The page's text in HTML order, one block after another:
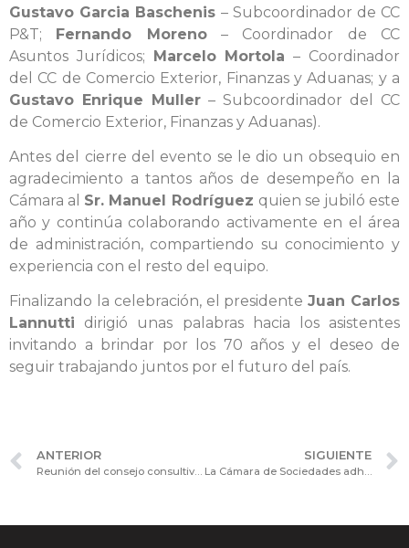
Gustavo Garcia Baschenis – Subcoordinador de CC
P&T; Fernando Moreno– Coordinador de CC
Asuntos Jurídicos; Marcelo Mortola – Coordinador
del CC de Comercio Exterior, Finanzas y Aduanas; y a
Gustavo Enrique Muller – Subcoordinador del CC
de Comercio Exterior, Finanzas y Aduanas).
Antes del cierre del evento se le dio un obsequio en
agradecimiento a tantos años de desempeño en la
Cámara al Sr. Manuel Rodríguez quien se jubiló este
año y continúa colaborando activamente en el área
de administración, compartiendo su conocimiento y
experiencia con el resto del equipo.
Finalizando la celebración, el presidenteJuan Carlos
Lannutti dirigió unas palabras hacia los asistentes
invitando a brindar por los 70 años y el deseo de
seguir trabajando juntos por el futuro del país.
ANTERIOR
Reunión del consejo consultivo de Asuntos Fiscales
SIGUIENTE
La Cámara de Sociedades adhirió al comunicado emitido por el Foro de Convergencia Empresarial (FCE) repudiando el anuncio del Poder Ejecutivo